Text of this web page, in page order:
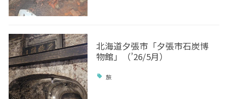
北海道夕張市「夕張市石炭博
物館」（’26/5月）
旅